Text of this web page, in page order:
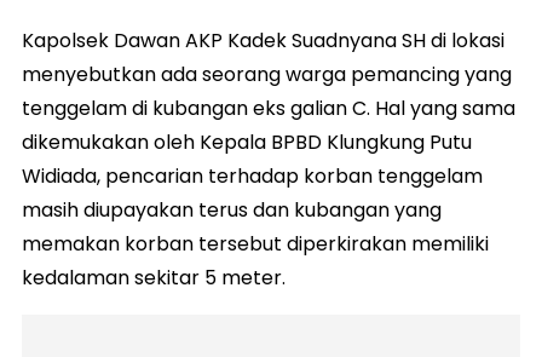
Kapolsek Dawan AKP Kadek Suadnyana SH di lokasi
menyebutkan ada seorang warga pemancing yang
tenggelam di kubangan eks galian C. Hal yang sama
dikemukakan oleh Kepala BPBD Klungkung Putu
Widiada, pencarian terhadap korban tenggelam
masih diupayakan terus dan kubangan yang
memakan korban tersebut diperkirakan memiliki
kedalaman sekitar 5 meter.